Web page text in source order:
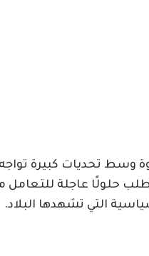
وسط تحديات كبيرة
حلولًا عاجلة للتعامل
التي تشهدها البلاد.